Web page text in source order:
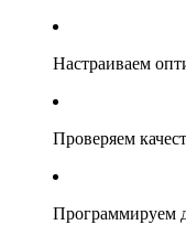
Настраиваем
Проверяем
Программируем